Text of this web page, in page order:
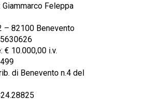
Feleppa
– 82100 Benevento
€ 10.000,00 i.v.
di Benevento n.4 del